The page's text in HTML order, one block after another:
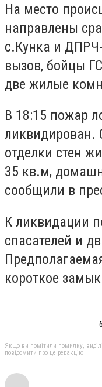
На место
направлены
с.Кунка и
вызов, бойцы
две жилые
В 18:15 пожар
ликвидирован.
отделки стен
35 кв.м,
сообщили в
К ликвидации
спасателей и
короткое
Якщо ви помітили помилку,
повідомити про це редакцію